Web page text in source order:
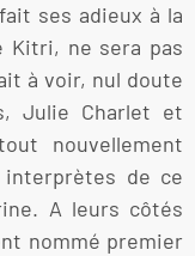
ses adieux à la
Kitri, ne sera pas
à voir, nul doute
Julie Charlet et
nouvellement
interprètes de ce
A leurs côtés
nommé premier